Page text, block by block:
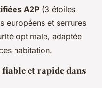
A2P (3 étoiles
européens et serrures
optimale, adaptée
habitation.
et rapide dans